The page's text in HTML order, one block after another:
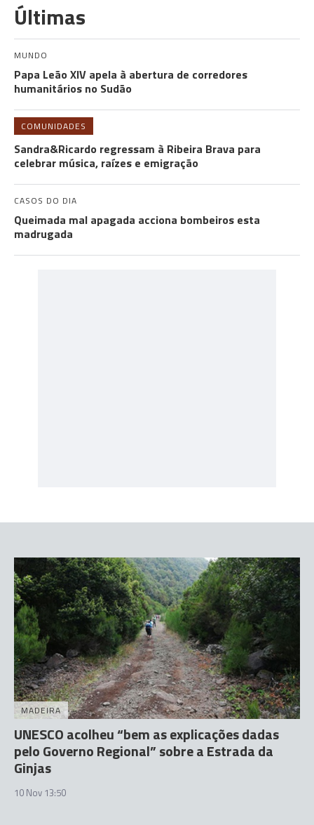
Últimas
MUNDO
Papa Leão XIV apela à abertura de corredores
humanitários no Sudão
COMUNIDADES
Sandra&Ricardo regressam à Ribeira Brava para
celebrar música, raízes e emigração
CASOS DO DIA
Queimada mal apagada acciona bombeiros esta
madrugada
MADEIRA
UNESCO acolheu “bem as explicações dadas
pelo Governo Regional” sobre a Estrada da
Ginjas
10 Nov 13:50